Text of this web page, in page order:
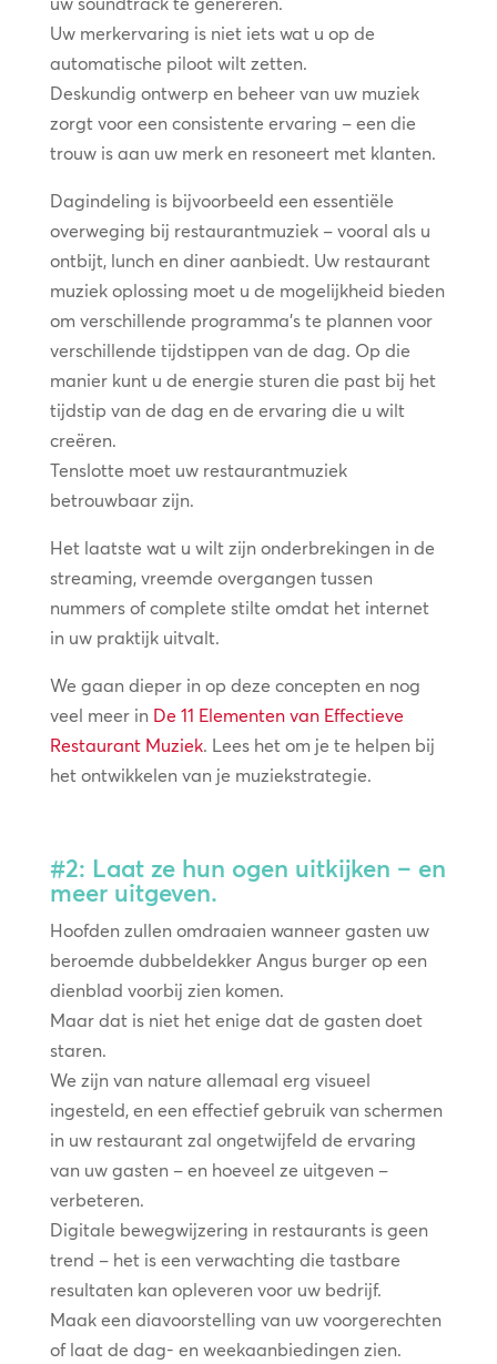
Uw merkervaring is niet iets wat u op de
automatische piloot wilt zetten.
Deskundig ontwerp en beheer van uw muziek
zorgt voor een consistente ervaring – een die
trouw is aan uw merk en resoneert met klanten.
Dagindeling is bijvoorbeeld een essentiële
overweging bij restaurantmuziek – vooral als u
ontbijt, lunch en diner aanbiedt. Uw restaurant
muziek oplossing moet u de mogelijkheid bieden
om verschillende programma’s te plannen voor
verschillende tijdstippen van de dag. Op die
manier kunt u de energie sturen die past bij het
tijdstip van de dag en de ervaring die u wilt
creëren.
Tenslotte moet uw restaurantmuziek
betrouwbaar zijn.
Het laatste wat u wilt zijn onderbrekingen in de
streaming, vreemde overgangen tussen
nummers of complete stilte omdat het internet
in uw praktijk uitvalt.
We gaan dieper in op deze concepten en nog
veel meer in De 11 Elementen van Effectieve
Restaurant Muziek. Lees het om je te helpen bij
het ontwikkelen van je muziekstrategie.
#2: Laat ze hun ogen uitkijken – en
meer uitgeven.
Hoofden zullen omdraaien wanneer gasten uw
beroemde dubbeldekker Angus burger op een
dienblad voorbij zien komen.
Maar dat is niet het enige dat de gasten doet
staren.
We zijn van nature allemaal erg visueel
ingesteld, en een effectief gebruik van schermen
in uw restaurant zal ongetwijfeld de ervaring
van uw gasten – en hoeveel ze uitgeven –
verbeteren.
Digitale bewegwijzering in restaurants is geen
trend – het is een verwachting die tastbare
resultaten kan opleveren voor uw bedrijf.
Maak een diavoorstelling van uw voorgerechten
of laat de dag- en weekaanbiedingen zien.